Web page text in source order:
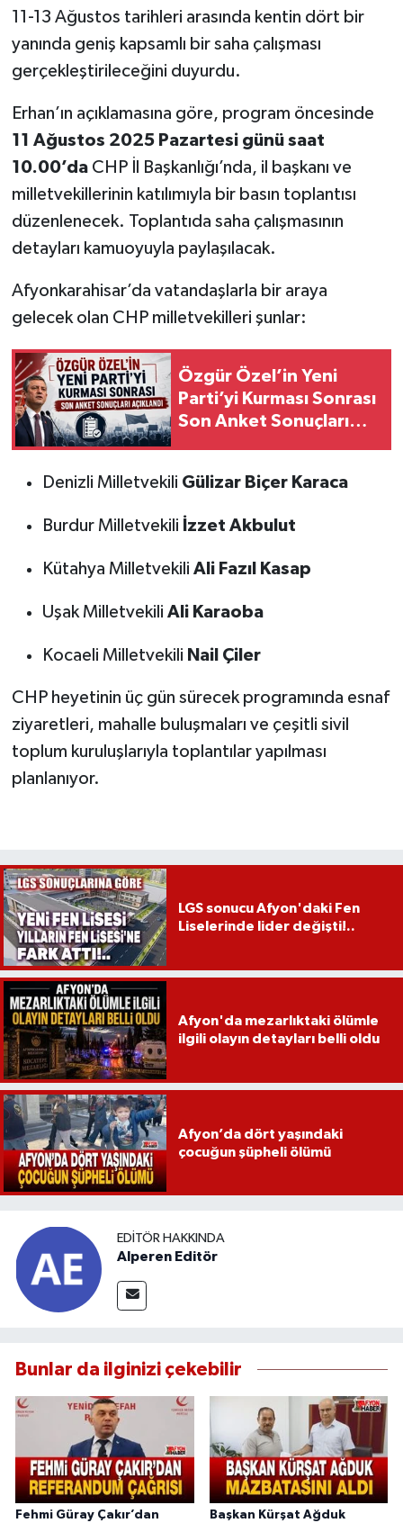
11-13 Ağustos tarihleri arasında kentin dört bir
yanında geniş kapsamlı bir saha çalışması
gerçekleştirileceğini duyurdu.
Erhan’ın açıklamasına göre, program öncesinde
11 Ağustos 2025 Pazartesi günü saat
10.00’daCHP İl Başkanlığı’nda, il başkanı ve
milletvekillerinin katılımıyla bir basın toplantısı
düzenlenecek. Toplantıda saha çalışmasının
detayları kamuoyuyla paylaşılacak.
Afyonkarahisar’da vatandaşlarla bir araya
gelecek olan CHP milletvekilleri şunlar:
Özgür Özel’in Yeni
Parti’yi Kurması Sonrası
Son Anket Sonuçları
Denizli Milletvekili Gülizar Biçer Karaca
Burdur Milletvekili İzzet Akbulut
Kütahya Milletvekili Ali Fazıl Kasap
Uşak Milletvekili Ali Karaoba
Kocaeli Milletvekili Nail Çiler
CHP heyetinin üç gün sürecek programında esnaf
ziyaretleri, mahalle buluşmaları ve çeşitli sivil
toplum kuruluşlarıyla toplantılar yapılması
planlanıyor.
LGS sonucu Afyon'daki Fen
Liselerinde lider değişti!..
Afyon'da mezarlıktaki ölümle
ilgili olayın detayları belli oldu
Afyon’da dört yaşındaki
çocuğun şüpheli ölümü
EDITÖR HAKKINDA
Alperen Editör
Bunlar da ilginizi çekebilir
Fehmi Güray Çakır’dan
Başkan Kürşat Ağduk